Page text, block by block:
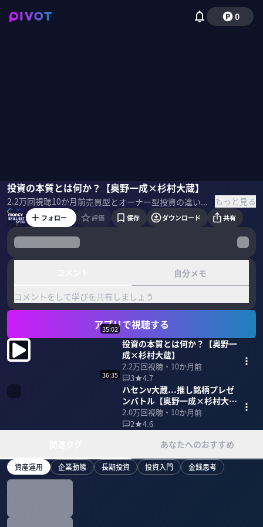
0
投資の本質とは何か？【奥野一成×杉村大蔵】
2.2万回視聴10か月前 売買型とオーナー型投資の違い学びである。今の日本人に伝えたい“投資の本質”とは何か？奥野一成氏と杉村太蔵氏に聞いた。 【出演】 奥野一成（農林中金バリューインベストメンツ株式会社 常務取締役兼最高投資責任者 CIO） もっと見る
奥野一成杉村太蔵国山ハセン
フォロー 評価 保存 ダウンロード 共有
自分メモ
コメントをして学びを共有しましょう
アプリで視聴する
35:02
投資の本質とは何か？【奥野一
成×杉村大蔵】
2.2万回視聴・ 10か月前
3
4.7
36:35
ハセンv大蔵...推し銘柄プレゼ
ンバトル【奥野一成×杉村大
蔵】
2.0万回視聴・ 10か月前
2
4.6
あなたへのおすすめ
資産運用 企業動態 長期投資 投資入門 金銭思考